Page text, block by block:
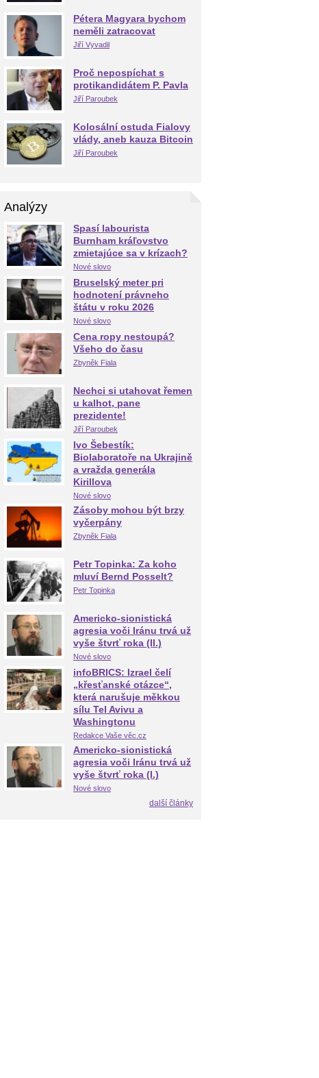
Pétera Magyara bychom
neměli zatracovat
Jiří Vyvadil
Proč nepospíchat s
protikandidátem P. Pavla
Jiří Paroubek
Kolosální ostuda Fialovy
vlády, aneb kauza Bitcoin
Jiří Paroubek
Analýzy
Spasí labourista
Burnham kráľovstvo
zmietajúce sa v krízach?
Nové slovo
Bruselský meter pri
hodnotení právneho
štátu v roku 2026
Nové slovo
Cena ropy nestoupá?
Všeho do času
Zbyněk Fiala
Nechci si utahovat řemen
u kalhot, pane
prezidente!
Jiří Paroubek
Ivo Šebestík:
Biolaboratoře na Ukrajině
a vražda generála
Kirillova
Nové slovo
Zásoby mohou být brzy
vyčerpány
Zbyněk Fiala
Petr Topinka: Za koho
mluví Bernd Posselt?
Petr Topinka
Americko-sionistická
agresia voči Iránu trvá už
vyše štvrť roka (II.)
Nové slovo
infoBRICS: Izrael čelí
„křesťanské otázce“,
která narušuje měkkou
sílu Tel Avivu a
Washingtonu
Redakce Vaše věc.cz
Americko-sionistická
agresia voči Iránu trvá už
vyše štvrť roka (I.)
Nové slovo
další články